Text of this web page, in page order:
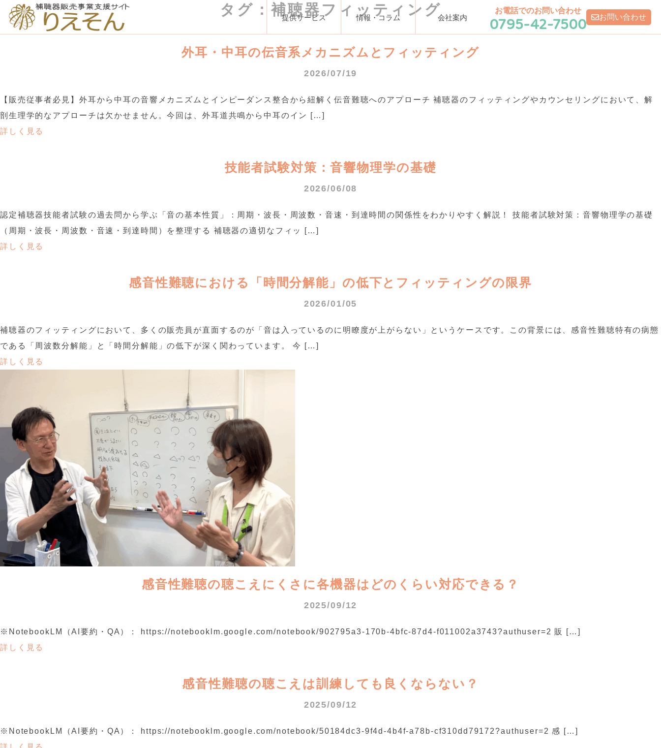
提供サービス 情報・コラム 会社案内
お電話でのお問い合わせ
0795-42-7500 お問い合わせ
タグ：補聴器フィッティング
外耳・中耳の伝音系メカニズムとフィッティング
2026/07/19
【販売従事者必見】外耳から中耳の音響メカニズムとインピーダンス整合から紐解く伝音難聴へのアプローチ 補聴器のフィッティングやカウンセリングにおいて、解
剖生理学的なアプローチは欠かせません。今回は、外耳道共鳴から中耳のイン […]
詳しく見る
技能者試験対策：音響物理学の基礎
2026/06/08
認定補聴器技能者試験の過去問から学ぶ「音の基本性質」：周期・波長・周波数・音速・到達時間の関係性をわかりやすく解説！ 技能者試験対策：音響物理学の基礎
（周期・波長・周波数・音速・到達時間）を整理する 補聴器の適切なフィッ […]
詳しく見る
感音性難聴における「時間分解能」の低下とフィッティングの限界
2026/01/05
補聴器のフィッティングにおいて、多くの販売員が直面するのが「音は入っているのに明瞭度が上がらない」というケースです。この背景には、感音性難聴特有の病態
である「周波数分解能」と「時間分解能」の低下が深く関わっています。 今 […]
詳しく見る
感音性難聴の聴こえにくさに各機器はどのくらい対応できる？
2025/09/12
※NotebookLM（AI要約・QA）： https://notebooklm.google.com/notebook/902795a3-170b-4bfc-87d4-f011002a3743?authuser=2 販 […]
詳しく見る
感音性難聴の聴こえは訓練しても良くならない？
2025/09/12
※NotebookLM（AI要約・QA）： https://notebooklm.google.com/notebook/50184dc3-9f4d-4b4f-a78b-cf310dd79172?authuser=2 感 […]